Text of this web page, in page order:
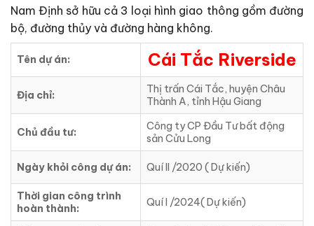
Nam Định sở hữu cả 3 loại hình giao thông gồm đường
bộ, đường thủy và đường hàng không.
Tên dự án: Cái Tắc Riverside
Địa chỉ:
Thị trấn Cái Tắc, huyện Châu
Thành A, tỉnh Hậu Giang
Chủ đầu tư:
Công ty CP Đầu Tư bất động
sản Cửu Long
Ngày khỏi công dự án: Quí II /2020 ( Dự kiến)
Thời gian công trình
hoàn thành:
Quí I /2024( Dự kiến)